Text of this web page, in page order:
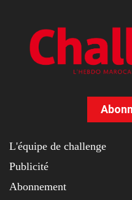
L'équipe de challenge
Publicité
Abonnement